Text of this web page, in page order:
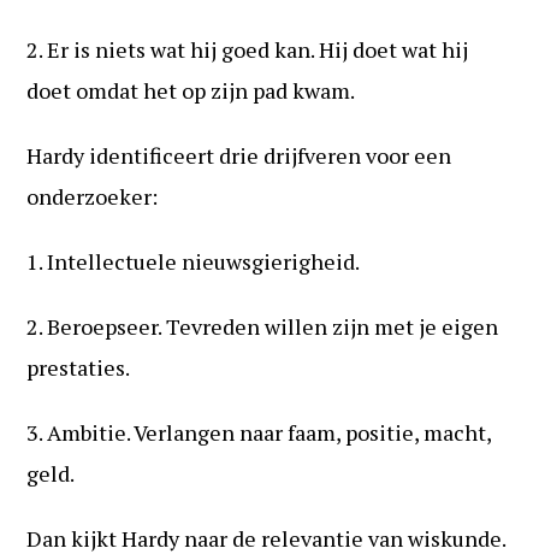
2. Er is niets wat hij goed kan. Hij doet wat hij
doet omdat het op zijn pad kwam.
Hardy identificeert drie drijfveren voor een
onderzoeker:
1. Intellectuele nieuwsgierigheid.
2. Beroepseer. Tevreden willen zijn met je eigen
prestaties.
3. Ambitie. Verlangen naar faam, positie, macht,
geld.
Dan kijkt Hardy naar de relevantie van wiskunde.